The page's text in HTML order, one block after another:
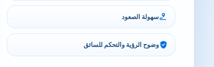
سهولة الصعود
وضوح الرؤية والتحكم للسائق